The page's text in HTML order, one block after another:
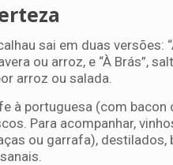
sai em duas versões:
ou arroz, e “À Brás”,
arroz ou salada.
à portuguesa (com
Para acompanhar,
ou garrafa),